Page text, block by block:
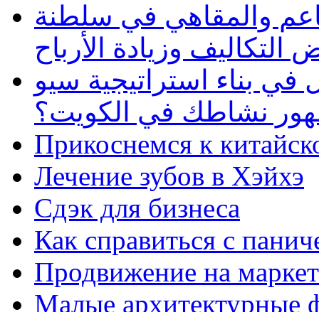
والمقاهي في سلطنة
وزيادة الأرباح
بناء استراتيجية سيو
نشاطك في الكويت؟
Прикоснемся к
Лечение зубов в Хэйхэ
Сдэк для бизнеса
Как справиться с
Продвижение на
Малые архитектурные